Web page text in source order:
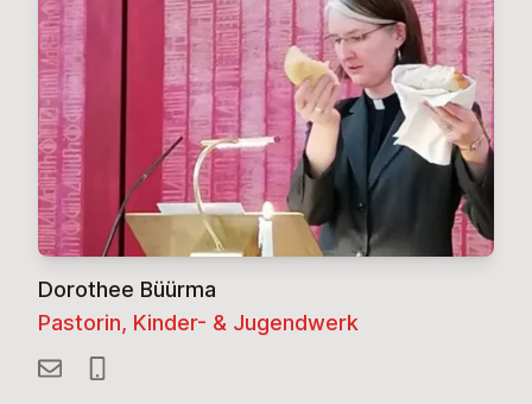
Dorothee Büürma
Pastorin, Kinder- & Jugendwerk